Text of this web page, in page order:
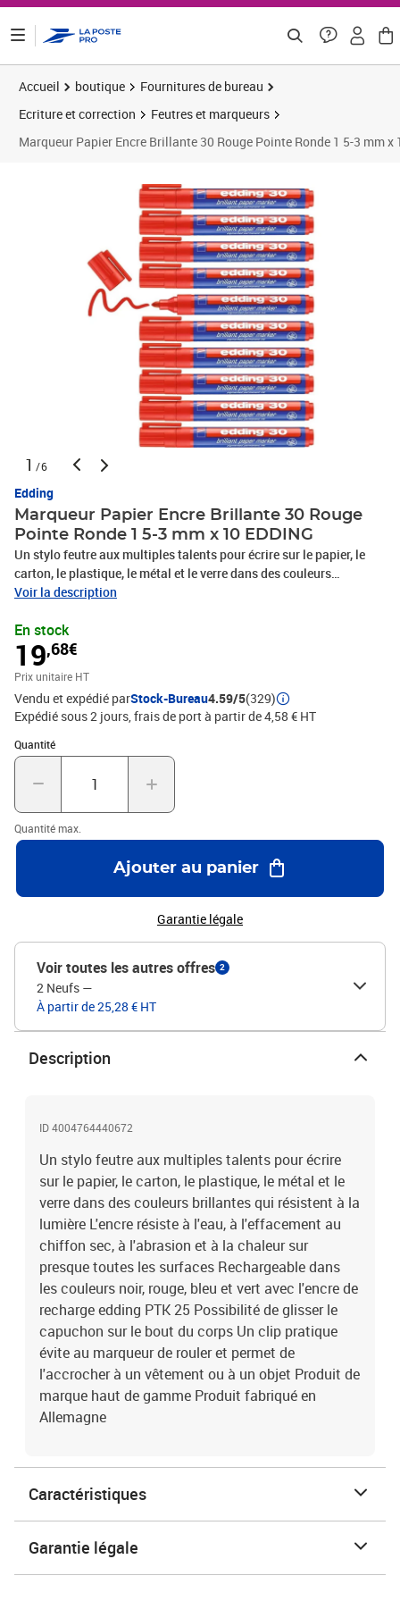
Accueil boutique
Fournitures de bureau
Ecriture et correction
Feutres et marqueurs
Marqueur Papier Encre Brillante 30 Rouge Pointe Ronde 1 5-3 mm x
1 /6
Edding
Marqueur Papier Encre Brillante 30 Rouge
Pointe Ronde 1 5-3 mm x 10 EDDING
Un stylo feutre aux multiples talents pour écrire sur le papier, le
carton, le plastique, le métal et le verre dans des couleurs
brillantes qui résistent à la lumière L'encre résiste à l'eau, à
toutes les surfaces Rechargeable dans les couleurs noir, rouge,
bleu et vert avec l'encre de recharge edding PTK 25 Possibilité de
glisser le capuchon sur le bout du corps Un clip pratique évite au
marqueur de rouler et permet de l'accrocher à un vêtement ou à un
objet Produit de marque haut de gamme Produit fabriqué en
Allemagne
Voir la description
En stock
19,68€
Prix unitaire HT
Vendu et expédié parStock-Bureau4.59/5(329)
Expédié sous 2 jours, frais de port à partir de 4,58 € HT
Quantité
Quantité : 1
Quantité max.
Ajouter au panier
Garantie légale
Voir toutes les autres offres 2
2 Neufs —
À partir de 25,28 € HT
Description
ID 4004764440672
Un stylo feutre aux multiples talents pour écrire
sur le papier, le carton, le plastique, le métal et le
verre dans des couleurs brillantes qui résistent à la
lumière L'encre résiste à l'eau, à l'effacement au
chiffon sec, à l'abrasion et à la chaleur sur
presque toutes les surfaces Rechargeable dans
les couleurs noir, rouge, bleu et vert avec l'encre de
recharge edding PTK 25 Possibilité de glisser le
capuchon sur le bout du corps Un clip pratique
évite au marqueur de rouler et permet de
l'accrocher à un vêtement ou à un objet Produit de
marque haut de gamme Produit fabriqué en
Allemagne
Caractéristiques
Garantie légale